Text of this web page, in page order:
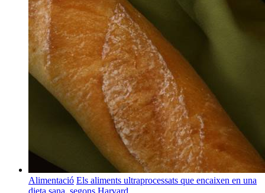
Alimentació Els aliments ultraprocessats que encaixen en una
dieta sana, segons Harvard